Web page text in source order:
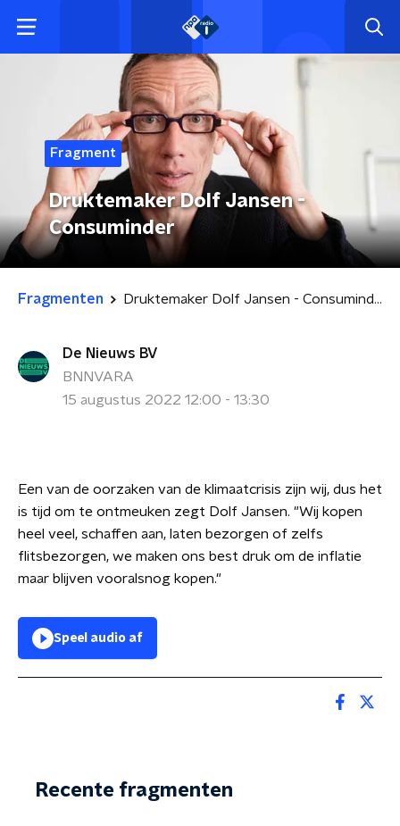
Fragment
Druktemaker Dolf Jansen -
Consuminder
Fragmenten Druktemaker Dolf Jansen - Consuminder
De Nieuws BV
BNNVARA
15 augustus 2022 12:00 - 13:30
Een van de oorzaken van de klimaatcrisis zijn wij, dus het
is tijd om te ontmeuken zegt Dolf Jansen. "Wij kopen
heel veel, schaffen aan, laten bezorgen of zelfs
flitsbezorgen, we maken ons best druk om de inflatie
maar blijven vooralsnog kopen."
Speel audio af
Recente fragmenten